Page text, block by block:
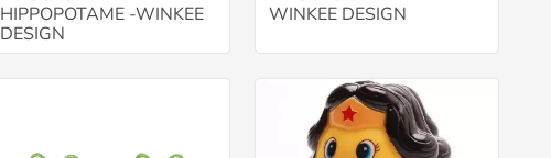
HIPPOPOTAME -WINKEE
DESIGN
WINKEE DESIGN